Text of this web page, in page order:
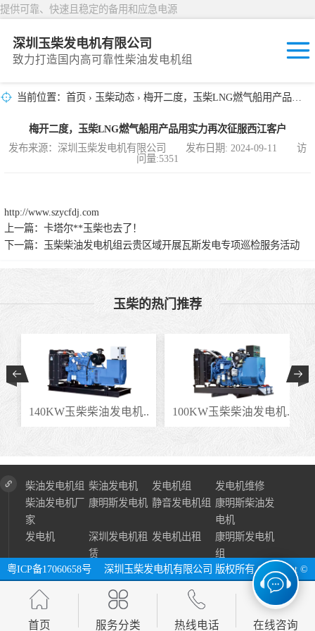
提供可靠、快速且稳定的备用和应急电源
深圳玉柴发电机有限公司
致力打造国内高可靠性柴油发电机组
当前位置： 首页 › 玉柴动态 › 梅开二度，玉柴LNG燃气船用产品用实力再次征服西江客户
梅开二度，玉柴LNG燃气船用产品用实力再次征服西江客户
发布来源：深圳玉柴发电机有限公司 发布日期: 2024-09-11 访
问量:5351
http://www.szycfdj.com
上一篇： 卡塔尔**玉柴也去了！
下一篇：
玉柴柴油发电机组云贵区域开展瓦斯发电专项巡检服务活动
玉柴的热门推荐
140KW玉柴柴油发电机.. 100KW玉柴柴油发电机..
柴油发电机组 柴油发电机 发电机组
发电机维修
柴油发电机厂
家
康明斯发电机 静音发电机组 康明斯柴油发
电机
发电机
深圳发电机租
赁
发电机出租
康明斯发电机
组
粤ICP备17060658号
深圳玉柴发电机有限公司 版权所有 Copyright ©
2024 All Right Reserve ⓔ 网址：http://www.szycfdj.com网站地图
首页 服务分类 热线电话 在线咨询
固定开放式
封闭撬装式